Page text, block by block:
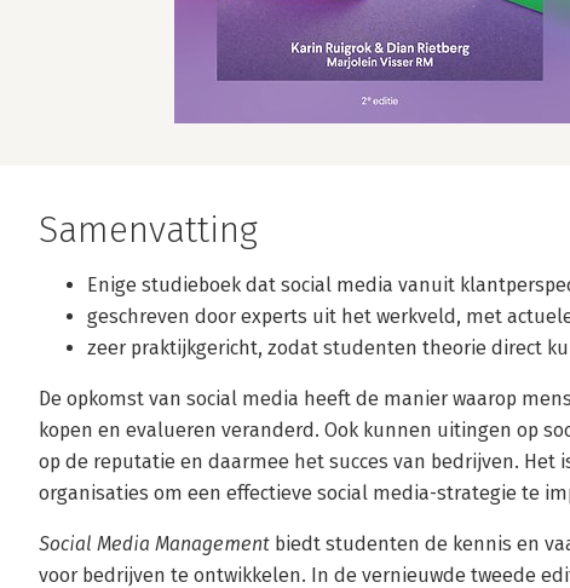
Samenvatting
Enige studieboek dat social media vanuit
geschreven door experts uit het werkveld, met
zeer praktijkgericht, zodat studenten theorie direct
De opkomst van social media heeft de manier waarop
kopen en evalueren veranderd. Ook kunnen uitingen op
op de reputatie en daarmee het succes van bedrijven. Het
organisaties om een effectieve social media-strategie te
Social Media Management biedt studenten de kennis en
voor bedrijven te ontwikkelen. In de vernieuwde tweede